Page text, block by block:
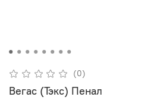
(0)
Вегас (Тэкс) Пенал